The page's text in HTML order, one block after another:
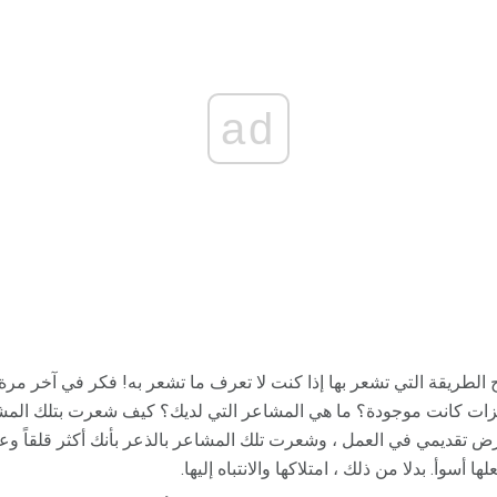
ad
الطريقة التي تشعر بها إذا كنت لا تعرف ما تشعر به! فكر في آخر
كانت موجودة؟ ما هي المشاعر التي لديك؟ كيف شعرت بتلك
تقديمي في العمل ، وشعرت تلك المشاعر بالذعر بأنك أكثر قلقاً
بدلا من ذلك ، امتلاكها والانتباه إليها.